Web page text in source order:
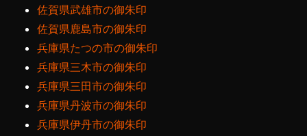
佐賀県武雄市の御朱印
佐賀県鹿島市の御朱印
兵庫県たつの市の御朱印
兵庫県三木市の御朱印
兵庫県三田市の御朱印
兵庫県丹波市の御朱印
兵庫県伊丹市の御朱印